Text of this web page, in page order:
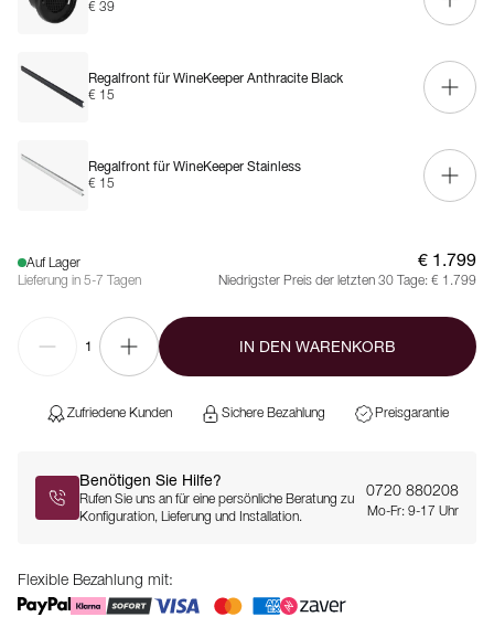
€ 39
Regalfront für WineKeeper Anthracite Black
€ 15
Regalfront für WineKeeper Stainless
€ 15
Auf Lager
Lieferung in 5-7 Tagen
€ 1.799
Niedrigster Preis der letzten 30 Tage: € 1.799
1 IN DEN WARENKORB
Zufriedene Kunden Sichere Bezahlung Preisgarantie
Benötigen Sie Hilfe?
Rufen Sie uns an für eine persönliche Beratung zu
Konfiguration, Lieferung und Installation.
0720 880208
Mo-Fr: 9-17 Uhr
Flexible Bezahlung mit: